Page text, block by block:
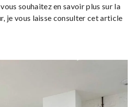
souhaitez en savoir plus sur la
je vous laisse consulter cet article